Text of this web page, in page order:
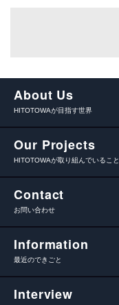
About Us
HITOTOWAが目指す世界
Our Projects
HITOTOWAが取り組んでいること
Contact
お問い合わせ
Information
最近のできごと
Interview